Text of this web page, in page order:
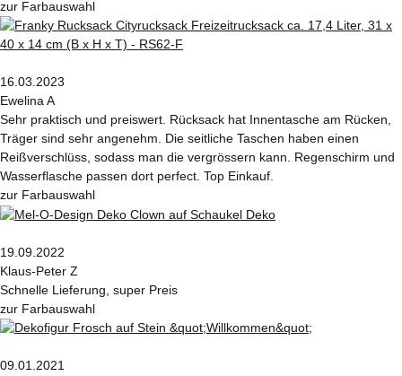
zur Farbauswahl
16.03.2023
Ewelina A
Sehr praktisch und preiswert. Rücksack hat Innentasche am Rücken,
Träger sind sehr angenehm. Die seitliche Taschen haben einen
Reißverschlüss, sodass man die vergrössern kann. Regenschirm und
Wasserflasche passen dort perfect. Top Einkauf.
zur Farbauswahl
19.09.2022
Klaus-Peter Z
Schnelle Lieferung, super Preis
zur Farbauswahl
09.01.2021